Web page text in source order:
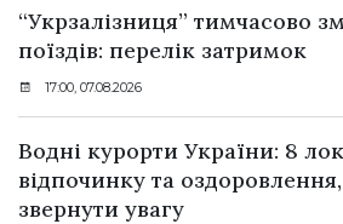
“Укрзалізниця” тимчасово
поїздів: перелік затримок
17:00, 07.08.2026
Водні курорти України: 8
відпочинку та
звернути увагу